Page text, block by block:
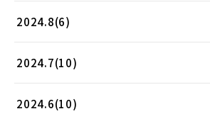
2024.8(6)
2024.7(10)
2024.6(10)